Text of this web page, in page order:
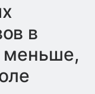
в
меньше,